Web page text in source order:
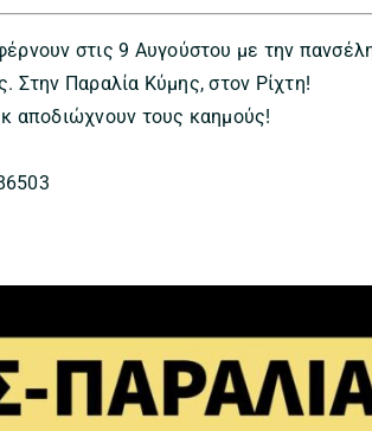
στις 9 Αυγούστου με την
Στην Παραλία Κύμης, στον Ρίχτη!
αποδιώχνουν τους καημούς!